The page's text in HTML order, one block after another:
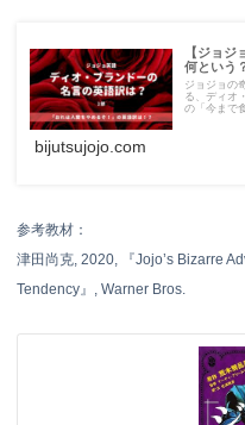
【ジョ
何という
ジョジョの
る、ディオ
の「今まで
bijutsujojo.com
参考教材：
津田尚克, 2020, 『Jojo’s Bizarre
Tendency』, Warner Bros.